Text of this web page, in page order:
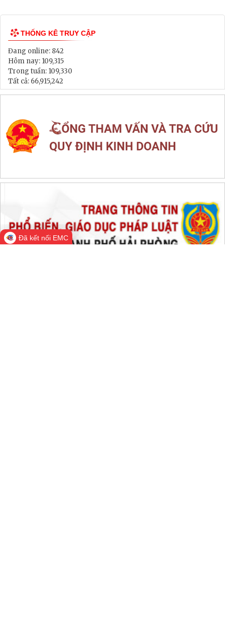
THỐNG KÊ TRUY CẬP
Đang online: 842
Hôm nay: 109,315
Trong tuần: 109,330
Tất cả: 66,915,242
Đã kết nối EMC